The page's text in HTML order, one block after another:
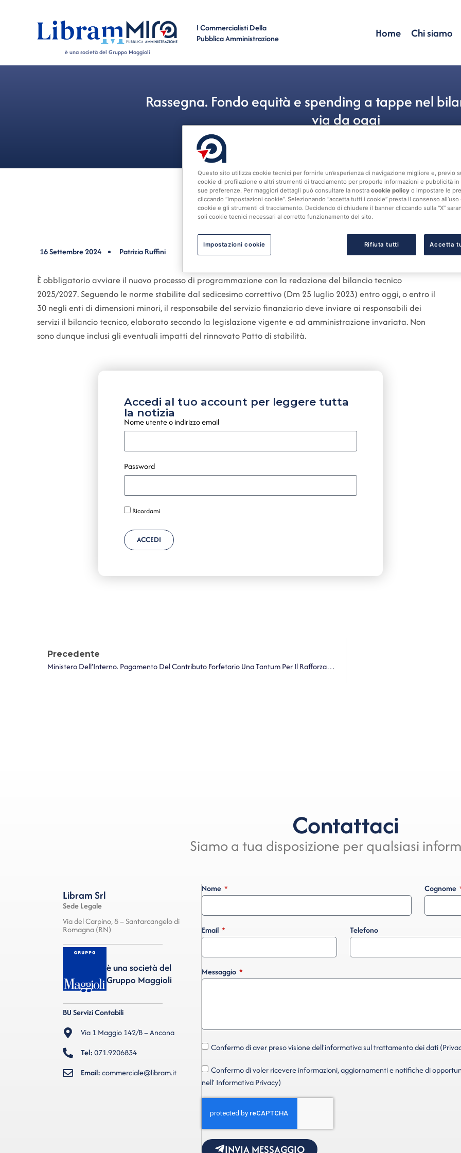
è una società del Gruppo Maggioli
I Commercialisti Della
Pubblica Amministrazione
Home Chi siamo
Rassegna. Fondo equità e spending a tappe nel
via da oggi
16 Settembre 2024 Patrizia Ruffini
È obbligatorio avviare il nuovo processo di programmazione con la redazione del bilancio tecnico
2025/2027. Seguendo le norme stabilite dal sedicesimo correttivo (Dm 25 luglio 2023) entro oggi, o entro il
30 negli enti di dimensioni minori, il responsabile del servizio finanziario deve inviare ai responsabili dei
servizi il bilancio tecnico, elaborato secondo la legislazione vigente e ad amministrazione invariata. Non
sono dunque inclusi gli eventuali impatti del rinnovato Patto di stabilità.
Accedi al tuo account per leggere tutta
la notizia
Nome utente o indirizzo email
Password
Ricordami
ACCEDI
Precedente
Ministero Dell’Interno. Pagamento Del Contributo Forfetario Una Tantum Per Il Rafforzamento, In Via Temporanea, Dell’offerta Dei Servizi Sociali Da Parte Dei Comuni Ospitanti Un Significativo Numero Di Persone Richiedenti Il Permesso Di Protezione Temporanea
Contattaci
Siamo a tua disposizione per qualsiasi
Libram Srl
Sede Legale
Via del Carpino, 8 – Santarcangelo di
Romagna (RN)
è una società del
Gruppo Maggioli
BU Servizi Contabili
Via 1 Maggio 142/B – Ancona
Tel:071.9206834
Email:commerciale@libram.it
Nome Cognome
Email Telefono
Messaggio
Confermo di aver preso visione dell'informativa sul trattamento dei dati
Confermo di voler ricevere informazioni, aggiornamenti e notifiche di
nell' Informativa Privacy)
INVIA MESSAGGIO
Questo sito utilizza cookie tecnici per fornirle un’esperienza di navigazione migliore e, previo
cookie di profilazione o altri strumenti di tracciamento per proporle informazioni e pubblicità in
sue preferenze. Per maggiori dettagli può consultare la nostra cookie policy o impostare le
cliccando “Impostazioni cookie”. Selezionando “accetta tutti i cookie” presta il consenso
cookie e gli strumenti di tracciamento. Decidendo di chiudere il banner cliccando sulla “X”
soli cookie tecnici necessari al corretto funzionamento del sito.
Rifiuta tutti Accetta
Impostazioni cookie